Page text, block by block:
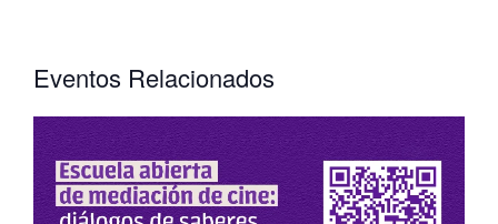
Eventos Relacionados